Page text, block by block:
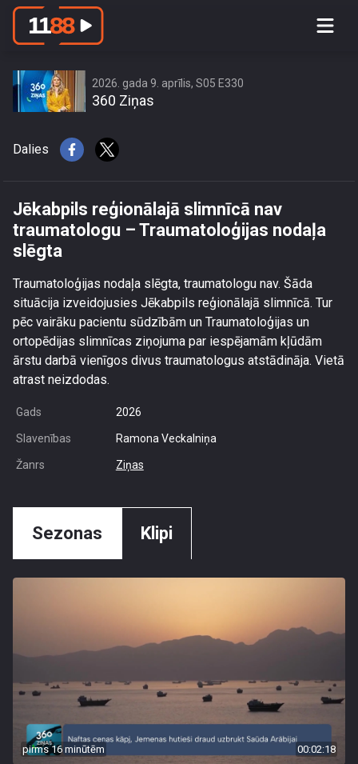
Jēkabpils reģionālajā slimnīcā nav
2026. gada 9. aprīlis, S05 E330
360 Ziņas
Dalies
Jēkabpils reģionālajā slimnīcā nav
traumatologu – Traumatoloģijas nodaļa
slēgta
Traumatoloģijas nodaļa slēgta, traumatologu nav. Šāda
situācija izveidojusies Jēkabpils reģionālajā slimnīcā. Tur
pēc vairāku pacientu sūdzībām un Traumatoloģijas un
ortopēdijas slimnīcas ziņojuma par iespējamām kļūdām
ārstu darbā vienīgos divus traumatologus atstādināja. Vietā
atrast neizdodas.
Gads 2026
Slavenības Ramona Veckalniņa
Žanrs Ziņas
Sezonas Klipi
pirms 16 minūtēm 00:02:18